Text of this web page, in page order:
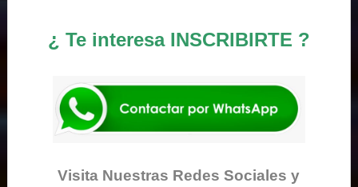
¿ Te interesa INSCRIBIRTE ?
Visita Nuestras Redes Sociales y